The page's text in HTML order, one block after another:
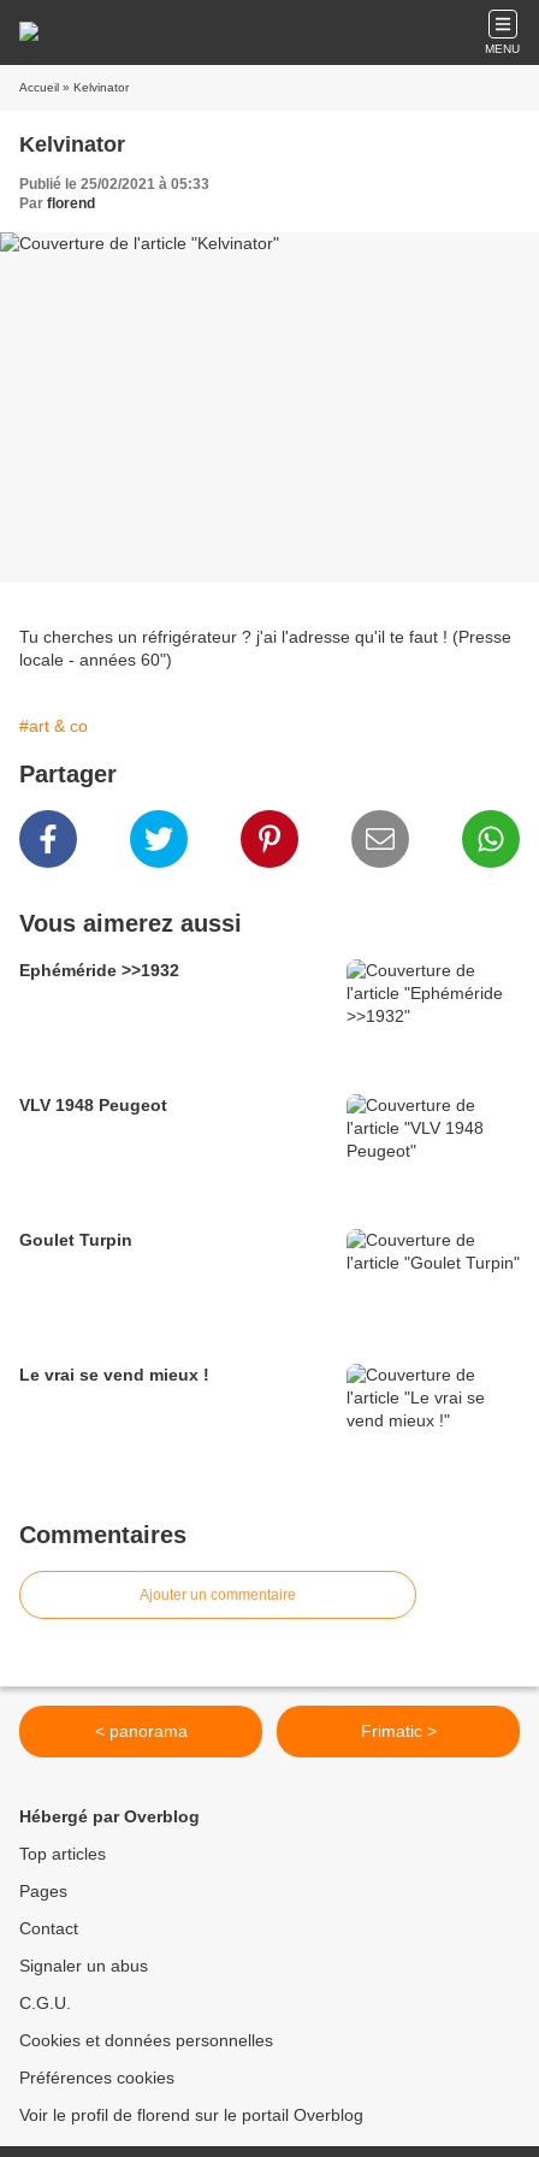
MENU
Accueil » Kelvinator
Kelvinator
Publié le 25/02/2021 à 05:33
Par florend
Tu cherches un réfrigérateur ? j'ai l'adresse qu'il te faut ! (Presse
locale - années 60")
#art & co
Partager
Vous aimerez aussi
Ephéméride >>1932
VLV 1948 Peugeot
Goulet Turpin
Le vrai se vend mieux !
Commentaires
Ajouter un commentaire
< panorama Frimatic >
Hébergé par Overblog
Top articles
Pages
Contact
Signaler un abus
C.G.U.
Cookies et données personnelles
Préférences cookies
Voir le profil de florend sur le portail Overblog